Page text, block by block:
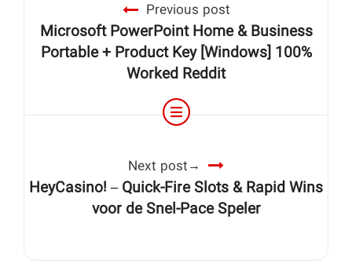
Previous post
Microsoft PowerPoint Home & Business
Portable + Product Key [Windows] 100%
Worked Reddit
Next post
HeyCasino! – Quick‑Fire Slots & Rapid Wins
voor de Snel‑Pace Speler